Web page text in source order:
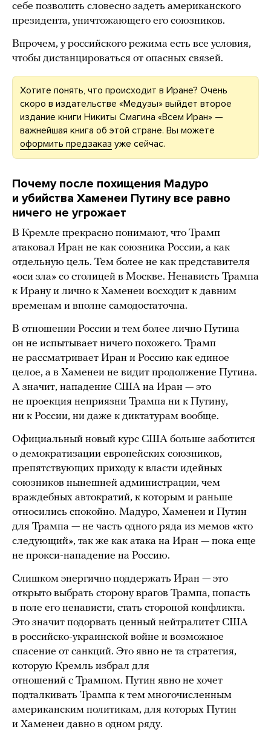
себе позволить словесно задеть американского
президента, уничтожающего его союзников.
Впрочем, у российского режима есть все условия,
чтобы дистанцироваться от опасных связей.
Хотите понять, что происходит в Иране? Очень
скоро в издательстве «Медузы» выйдет второе
издание книги Никиты Смагина «Всем Иран» —
важнейшая книга об этой стране. Вы можете
оформить предзаказ уже сейчас.
Почему после похищения Мадуро
и убийства Хаменеи Путину все равно
ничего не угрожает
В Кремле прекрасно понимают, что Трамп
атаковал Иран не как союзника России, а как
отдельную цель. Тем более не как представителя
«оси зла» со столицей в Москве. Ненависть Трампа
к Ирану и лично к Хаменеи восходит к давним
временам и вполне самодостаточна.
В отношении России и тем более лично Путина
он не испытывает ничего похожего. Трамп
не рассматривает Иран и Россию как единое
целое, а в Хаменеи не видит продолжение Путина.
А значит, нападение США на Иран — это
не проекция неприязни Трампа ни к Путину,
ни к России, ни даже к диктатурам вообще.
Официальный новый курс США больше заботится
о демократизации европейских союзников,
препятствующих приходу к власти идейных
союзников нынешней администрации, чем
враждебных автократий, к которым и раньше
относились спокойно. Мадуро, Хаменеи и Путин
для Трампа — не часть одного ряда из мемов «кто
следующий», так же как атака на Иран — пока еще
не прокси-нападение на Россию.
Слишком энергично поддержать Иран — это
открыто выбрать сторону врагов Трампа, попасть
в поле его ненависти, стать стороной конфликта.
Это значит подорвать ценный нейтралитет США
в российско-украинской войне и возможное
спасение от санкций. Это явно не та стратегия,
которую Кремль избрал для
отношений с Трампом. Путин явно не хочет
подталкивать Трампа к тем многочисленным
американским политикам, для которых Путин
и Хаменеи давно в одном ряду.